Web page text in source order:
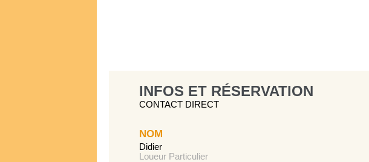
INFOS ET RÉSERVATION
CONTACT DIRECT
NOM
Didier
Loueur Particulier